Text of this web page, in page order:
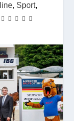
, Sport,